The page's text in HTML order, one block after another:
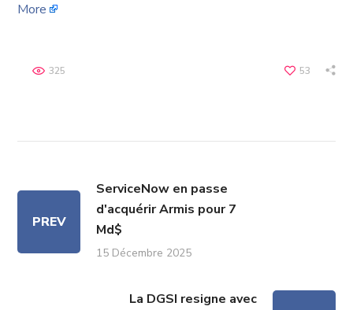
More
53
325
PREV
ServiceNow en passe
d'acquérir Armis pour 7
Md$
15 Décembre 2025
La DGSI resigne avec